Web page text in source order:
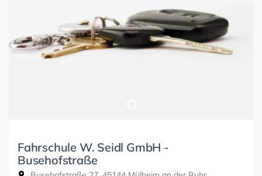
Fahrschule W. Seidl GmbH -
Busehofstraße